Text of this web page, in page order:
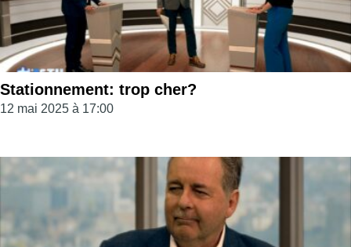
Stationnement: trop cher?
12 mai 2025 à 17:00